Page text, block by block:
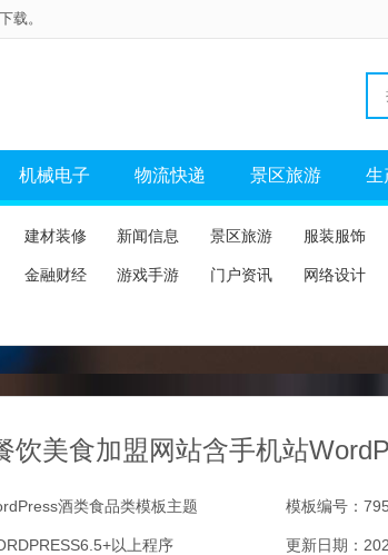
下载。
机械电子 物流快递 景区旅游 生
建材装修 新闻信息 景区旅游 服装服饰
金融财经 游戏手游 门户资讯 网络设计
饮美食加盟网站含手机站
酒类食品类模板主题 模板编号：
以上程序 更新日期：